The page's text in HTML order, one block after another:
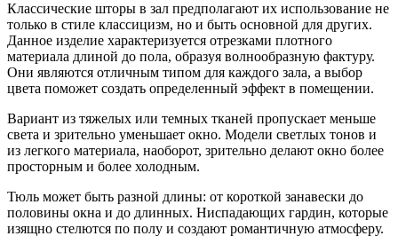
Классические шторы в зал предполагают их использование не
только в стиле классицизм, но и быть основной для других.
Данное изделие характеризуется отрезками плотного
материала длиной до пола, образуя волнообразную фактуру.
Они являются отличным типом для каждого зала, а выбор
цвета поможет создать определенный эффект в помещении.
Вариант из тяжелых или темных тканей пропускает меньше
света и зрительно уменьшает окно. Модели светлых тонов и
из легкого материала, наоборот, зрительно делают окно более
просторным и более холодным.
Тюль может быть разной длины: от короткой занавески до
половины окна и до длинных. Ниспадающих гардин, которые
изящно стелются по полу и создают романтичную атмосферу.